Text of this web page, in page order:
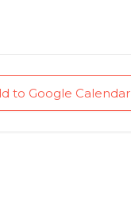
to Google Calendar